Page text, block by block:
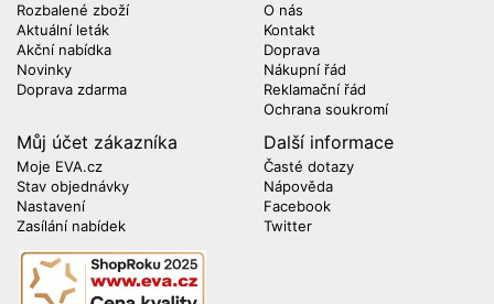
Rozbalené zboží
Aktuální leták
Akční nabídka
Novinky
Doprava zdarma
O nás
Kontakt
Doprava
Nákupní řád
Reklamační řád
Ochrana soukromí
Můj účet zákazníka
Moje EVA.cz
Stav objednávky
Nastavení
Zasílání nabídek
Další informace
Časté dotazy
Nápověda
Facebook
Twitter